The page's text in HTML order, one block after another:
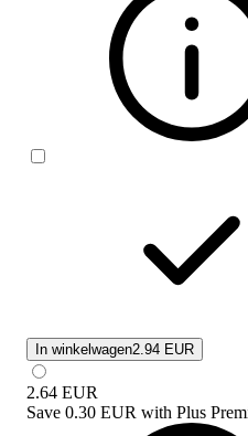
In winkelwagen2.94 EUR
2.64 EUR
Save 0.30 EUR with Plus